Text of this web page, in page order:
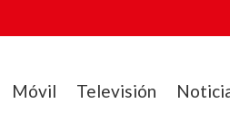
Móvil Televisión